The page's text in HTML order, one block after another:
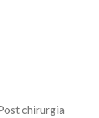
chirurgia